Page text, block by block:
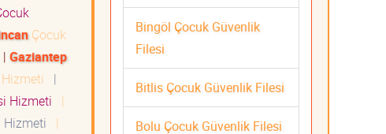
Çocuk
| Gaziantep
|
Hizmeti
|
Hizmeti
|
Bingöl Çocuk Güvenlik
Filesi
Bitlis Çocuk Güvenlik Filesi
Bolu Çocuk Güvenlik Filesi